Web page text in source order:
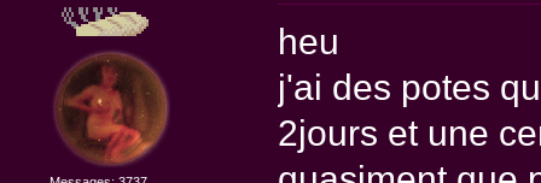
heu
j'ai des potes
2jours et une